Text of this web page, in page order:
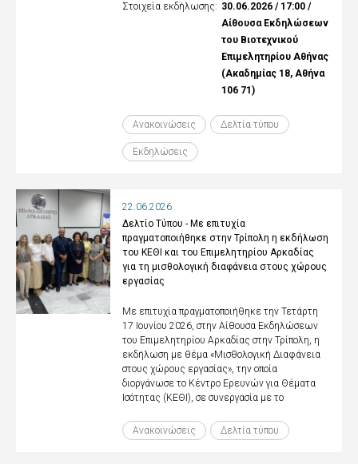
Στοιχεία εκδήλωσης: 30.06.2026 / 17:00 /
Αίθουσα Εκδηλώσεων
του Βιοτεχνικού
Επιμελητηρίου Αθήνας
(Ακαδημίας 18, Αθήνα
106 71)
Ανακοινώσεις Δελτία τύπου
Εκδηλώσεις
22.06.2026
Δελτίο Τύπου - Με επιτυχία
πραγματοποιήθηκε στην Τρίπολη η εκδήλωση
του ΚΕΘΙ και του Επιμελητηρίου Αρκαδίας
για τη μισθολογική διαφάνεια στους χώρους
εργασίας
Με επιτυχία πραγματοποιήθηκε την Τετάρτη
17 Ιουνίου 2026, στην Αίθουσα Εκδηλώσεων
του Επιμελητηρίου Αρκαδίας στην Τρίπολη, η
εκδήλωση με θέμα «Μισθολογική Διαφάνεια
στους χώρους εργασίας», την οποία
διοργάνωσε το Κέντρο Ερευνών για Θέματα
Ισότητας (ΚΕΘΙ), σε συνεργασία με το
Ανακοινώσεις Δελτία τύπου